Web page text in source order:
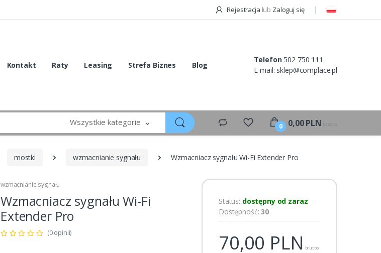
Rejestracja lub Zaloguj się
Kontakt Raty Leasing Strefa Biznes Blog
Telefon 502 750 111
E-mail: sklep@complace.pl
Wszystkie kategorie 0 0,00PLN
mostki wzmacnianie sygnału Wzmacniacz sygnału Wi-Fi Extender Pro
wzmacnianie sygnału
Wzmacniacz sygnału Wi-Fi
Extender Pro
(0 opinii)
Status: dostępny od zaraz
Dostępność:30
70,00 PLN brutto